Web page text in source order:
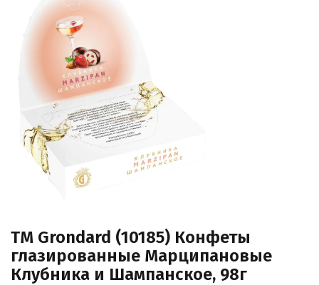
TM Grondard (10185) Конфеты
глазированные Марципановые
Клубника и Шампанское, 98г